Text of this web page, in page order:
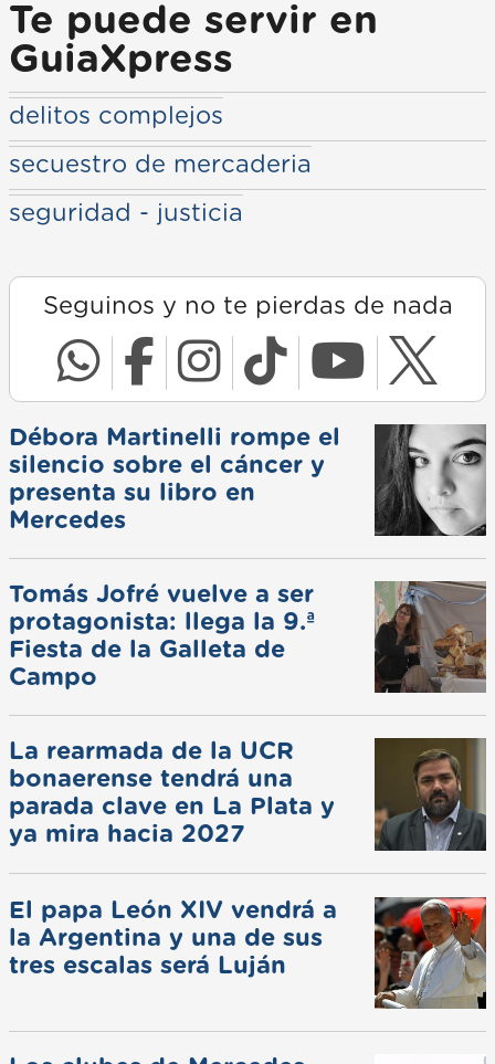
Te puede servir en
GuiaXpress
delitos complejos
secuestro de mercaderia
seguridad - justicia
Seguinos y no te pierdas de nada
Débora Martinelli rompe el
silencio sobre el cáncer y
presenta su libro en
Mercedes
Tomás Jofré vuelve a ser
protagonista: llega la 9.ª
Fiesta de la Galleta de
Campo
La rearmada de la UCR
bonaerense tendrá una
parada clave en La Plata y
ya mira hacia 2027
El papa León XIV vendrá a
la Argentina y una de sus
tres escalas será Luján